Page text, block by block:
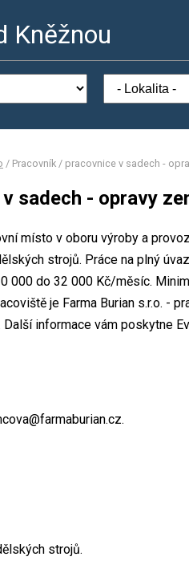
Kněžnou
/ Pracovník / pracovnice v sadech -
sadech - opravy
místo v oboru výroby a
strojů. Práce na plný
000 do 32 000 Kč/měsíc.
je Farma Burian s.r.o. -
informace vám poskytne
strojů.